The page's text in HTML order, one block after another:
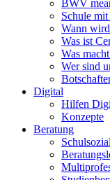
BWV
Schule
Wann
Was ist
Was
Wer sind
Digital
Hilfen
Konzepte
Beratung